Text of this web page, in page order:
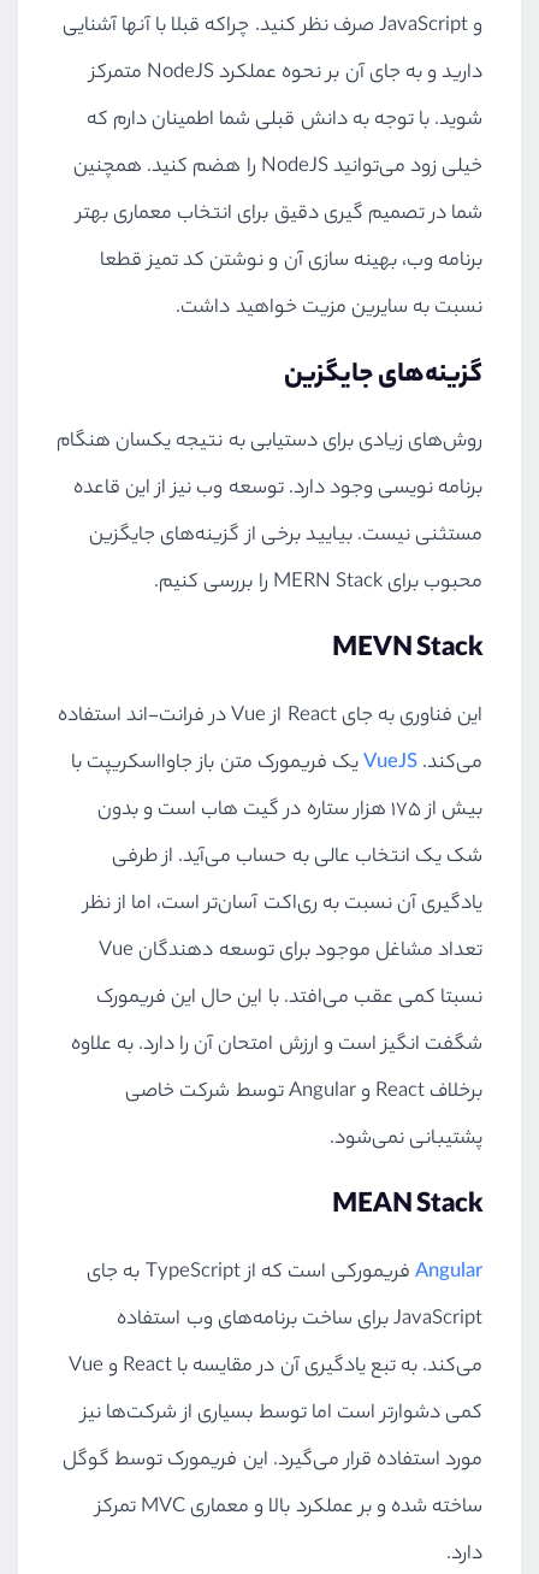
وJavaScriptصرف نظر کنید. چراکه قبلا با آنها آشنایی
دارید و به جای آن بر نحوه عملکردNodeJS متمرکز
شوید. با توجه به دانش قبلی شما اطمینان دارم که
خیلی زود می‌توانیدNodeJS را هضم کنید. همچنین
شما در تصمیم گیری دقیق برای انتخاب معماری بهتر
برنامه وب، بهینه سازی آن و نوشتن کد تمیز قطعا
نسبت به سایرین مزیت خواهید داشت.
گزینه‌های جایگزین
روش‌های زیادی برای دستیابی به نتیجه یکسان هنگام
برنامه نویسی وجود دارد. توسعه وب نیز از این قاعده
مستثنی نیست. بیایید برخی از گزینه‌های جایگزین
محبوب برایMERN Stack را بررسی کنیم.
MEVN Stack
این فناوری به جایReact ازVueدر فرانت-اند استفاده
می‌کند.VueJSیک فریمورک متن باز جاوااسکریپت با
بیش از 175 هزار ستاره در گیت هاب است و بدون
شک یک انتخاب عالی به حساب می‌آید. از طرفی
یادگیری آن نسبت به ری‌اکت آسان‌تر است، اما از نظر
تعداد مشاغل موجود برای توسعه دهندگان Vue
نسبتا کمی عقب می‌افتد. با این حال این فریمورک
شگفت انگیز است و ارزش امتحان آن را دارد. به علاوه
برخلافReact وAngularتوسط شرکت خاصی
پشتیبانی نمی‌شود.
MEAN Stack
Angularفریمورکی است که ازTypeScriptبه جای
JavaScriptبرای ساخت برنامه‌های وب استفاده
می‌کند. به تبع یادگیری آن در مقایسه باReact وVue
کمی دشوارتر است اما توسط بسیاری از شرکت‌ها نیز
مورد استفاده قرار می‌گیرد. این فریمورک توسط گوگل
ساخته شده و بر عملکرد بالا و معماریMVCتمرکز
دارد.